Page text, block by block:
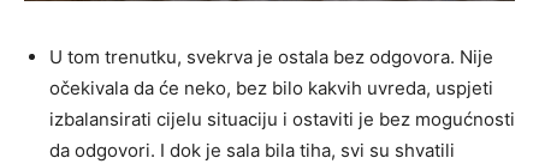
U tom trenutku, svekrva je ostala bez odgovora. Nije
očekivala da će neko, bez bilo kakvih uvreda, uspjeti
izbalansirati cijelu situaciju i ostaviti je bez mogućnosti
da odgovori. I dok je sala bila tiha, svi su shvatili